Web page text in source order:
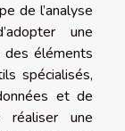
de l’analyse
une
éléments
spécialisés,
et de
réaliser une